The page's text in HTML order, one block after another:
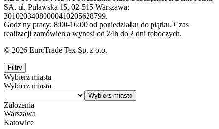
SA, ul. Puławska 15, 02-515 Warszawa:
30102034080000410205628799.
Godziny pracy: 8:00-16:00 od poniedziałku do piątku. Czas
realizacji zamówienia wynosi od 24h do 2 dni roboczych.
© 2026 EuroTrade Tex Sp. z o.o.
Filtry
Wybierz miasta
Wybierz miasta
Założenia
Warszawa
Katowice